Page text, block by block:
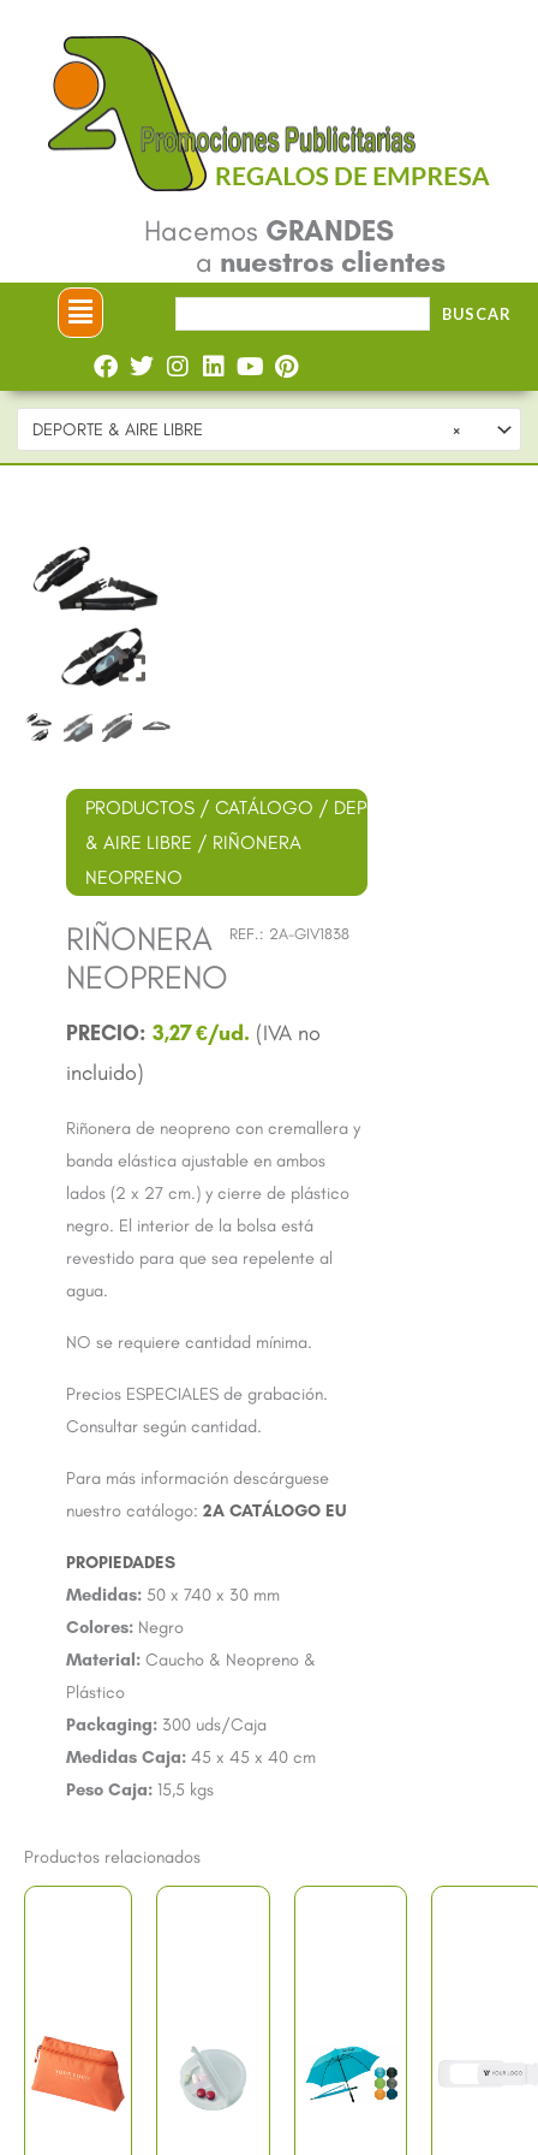
contenido
Hacemos GRANDES
a nuestros clientes
Menú BUSCAR
×
DEPORTE & AIRE LIBRE
PRODUCTOS / CATÁLOGO / DEPORTE
& AIRE LIBRE / RIÑONERA
NEOPRENO
REF.: 2A-GIV1838
RIÑONERA
NEOPRENO
3,27€
Riñonera de neopreno con cremallera y
banda elástica ajustable en ambos
lados (2 x 27 cm.) y cierre de plástico
negro. El interior de la bolsa está
revestido para que sea repelente al
agua.
NO se requiere cantidad mínima.
Precios ESPECIALES de grabación.
Consultar según cantidad.
Para más información descárguese
nuestro catálogo: 2A CATÁLOGO EU
Medidas: 50 x 740 x 30 mm
Colores: Negro
Material: Caucho & Neopreno &
Plástico
Packaging: 300 uds/Caja
Medidas Caja: 45 x 45 x 40 cm
Peso Caja: 15,5 kgs
Productos relacionados